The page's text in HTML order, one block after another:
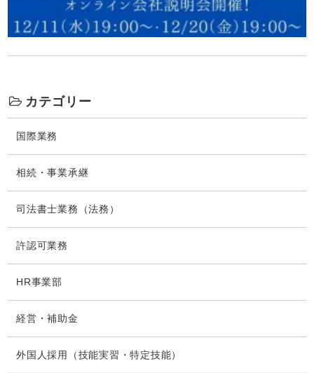
カテゴリー
国際業務
相続・事業承継
司法書士業務（法務）
許認可業務
HR事業部
経営・補助金
外国人採用（技能実習・特定技能）